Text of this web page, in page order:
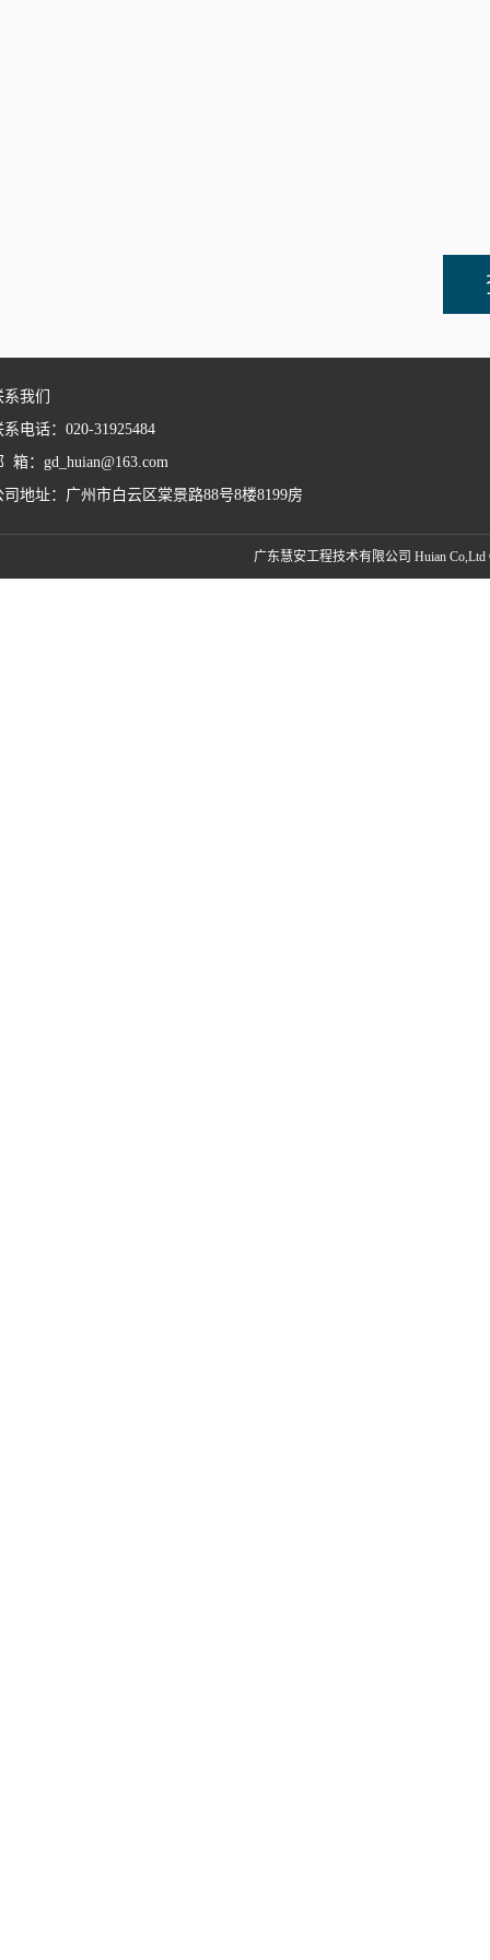
系我们
系电话：020-31925484
箱：gd_huian@163.com
司地址：广州市白云区棠景路88号8楼8199房
广东慧安工程技术有限公司 Huian Co,Ltd